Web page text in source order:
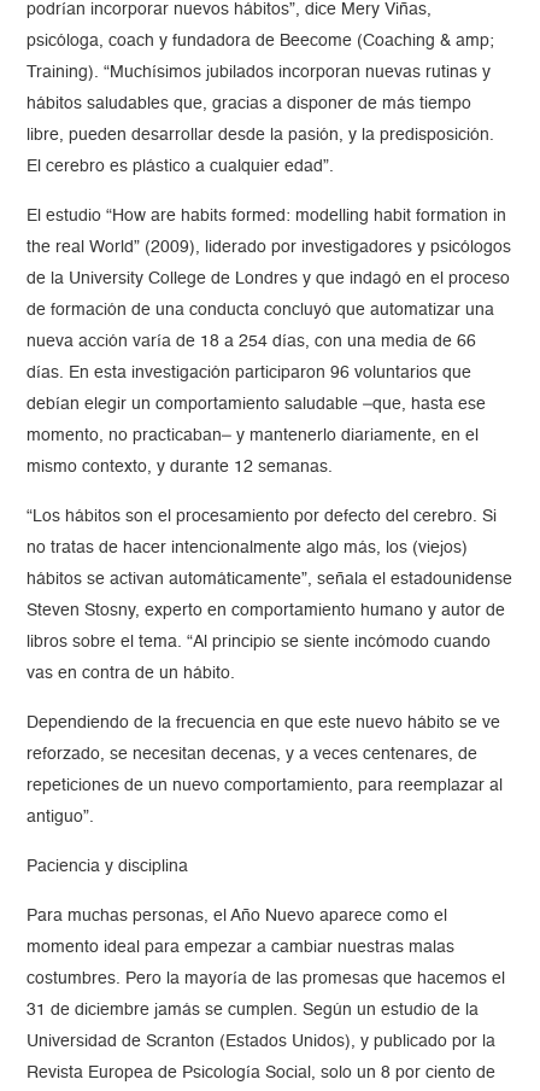
podrían incorporar nuevos hábitos”, dice Mery Viñas,
psicóloga, coach y fundadora de Beecome (Coaching & amp;
Training). “Muchísimos jubilados incorporan nuevas rutinas y
hábitos saludables que, gracias a disponer de más tiempo
libre, pueden desarrollar desde la pasión, y la predisposición.
El cerebro es plástico a cualquier edad”.
El estudio “How are habits formed: modelling habit formation in
the real World” (2009), liderado por investigadores y psicólogos
de la University College de Londres y que indagó en el proceso
de formación de una conducta concluyó que automatizar una
nueva acción varía de 18 a 254 días, con una media de 66
días. En esta investigación participaron 96 voluntarios que
debían elegir un comportamiento saludable –que, hasta ese
momento, no practicaban– y mantenerlo diariamente, en el
mismo contexto, y durante 12 semanas.
“Los hábitos son el procesamiento por defecto del cerebro. Si
no tratas de hacer intencionalmente algo más, los (viejos)
hábitos se activan automáticamente”, señala el estadounidense
Steven Stosny, experto en comportamiento humano y autor de
libros sobre el tema. “Al principio se siente incómodo cuando
vas en contra de un hábito.
Dependiendo de la frecuencia en que este nuevo hábito se ve
reforzado, se necesitan decenas, y a veces centenares, de
repeticiones de un nuevo comportamiento, para reemplazar al
antiguo”.
Paciencia y disciplina
Para muchas personas, el Año Nuevo aparece como el
momento ideal para empezar a cambiar nuestras malas
costumbres. Pero la mayoría de las promesas que hacemos el
31 de diciembre jamás se cumplen. Según un estudio de la
Universidad de Scranton (Estados Unidos), y publicado por la
Revista Europea de Psicología Social, solo un 8 por ciento de